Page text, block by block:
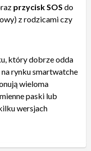
przycisk SOS do
z rodzicami czy
który dobrze odda
rynku smartwatche
wieloma
paski lub
wersjach